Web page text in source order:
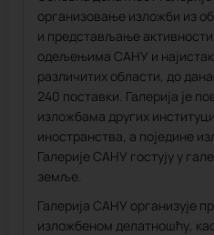
организовање изложби из
и представљање
одељењима САНУ и
различитих области, до
240 поставки. Галерија је
изложбама других
иностранства, а поједине
Галерије САНУ гостују у
земље.
Галерија САНУ организује
изложбеном делатношћу,